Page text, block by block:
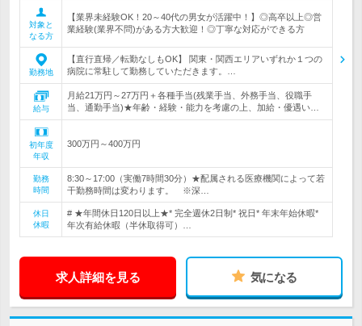
対象と
なる方
【業界未経験OK！20～40代の男女が活躍中！】◎高卒以上◎営
業経験(業界不問)がある方大歓迎！◎丁寧な対応ができる方
勤務地
【直行直帰／転勤なしもOK】 関東・関西エリアいずれか１つの
病院に常駐して勤務していただきます。…
給与
月給21万円～27万円＋各種手当(残業手当、外務手当、役職手
当、通勤手当)★年齢・経験・能力を考慮の上、加給・優遇い…
初年度
年収
300万円～400万円
勤務
時間
8:30～17:00（実働7時間30分）★配属される医療機関によって若
干勤務時間は変わります。 ※深…
休日
休暇
# ★年間休日120日以上★* 完全週休2日制* 祝日* 年末年始休暇*
年次有給休暇（半休取得可）…
求人詳細を見る 気になる